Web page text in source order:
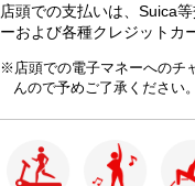
店頭での支払いは、Suica
ーおよび各種クレジットカ
※店頭での電子マネーへのチ
んので予めご了承ください。